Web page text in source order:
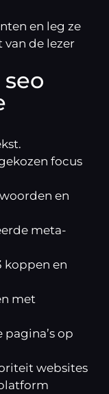
en leg ze
de lezer
focus
en
meta-
koppen en
met
op
websites